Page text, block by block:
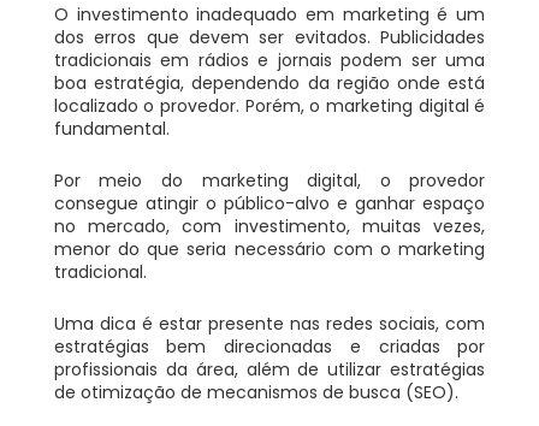
O investimento inadequado em marketing é um
dos erros que devem ser evitados. Publicidades
tradicionais em rádios e jornais podem ser uma
boa estratégia, dependendo da região onde está
localizado o provedor. Porém, o marketing digital é
fundamental.
Por meio do marketing digital, o provedor
consegue atingir o público-alvo e ganhar espaço
no mercado, com investimento, muitas vezes,
menor do que seria necessário com o marketing
tradicional.
Uma dica é estar presente nas redes sociais, com
estratégias bem direcionadas e criadas por
profissionais da área, além de utilizar estratégias
de otimização de mecanismos de busca (SEO).